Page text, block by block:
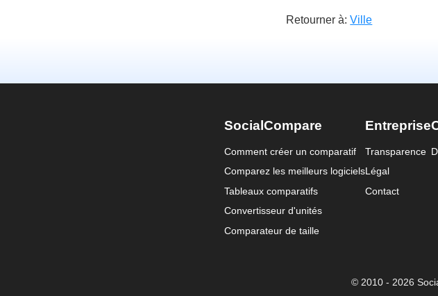
Retourner à:Ville
SocialCompare
Comment créer un comparatif
Comparez les meilleurs logiciels
Tableaux comparatifs
Convertisseur d'unités
Comparateur de taille
Entreprise
Transparence
Légal
Contact
© 2010 - 2026